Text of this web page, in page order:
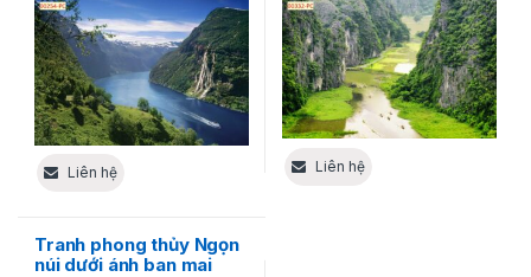
Liên hệ Liên hệ
Tranh phong thủy Ngọn
núi dưới ánh ban mai